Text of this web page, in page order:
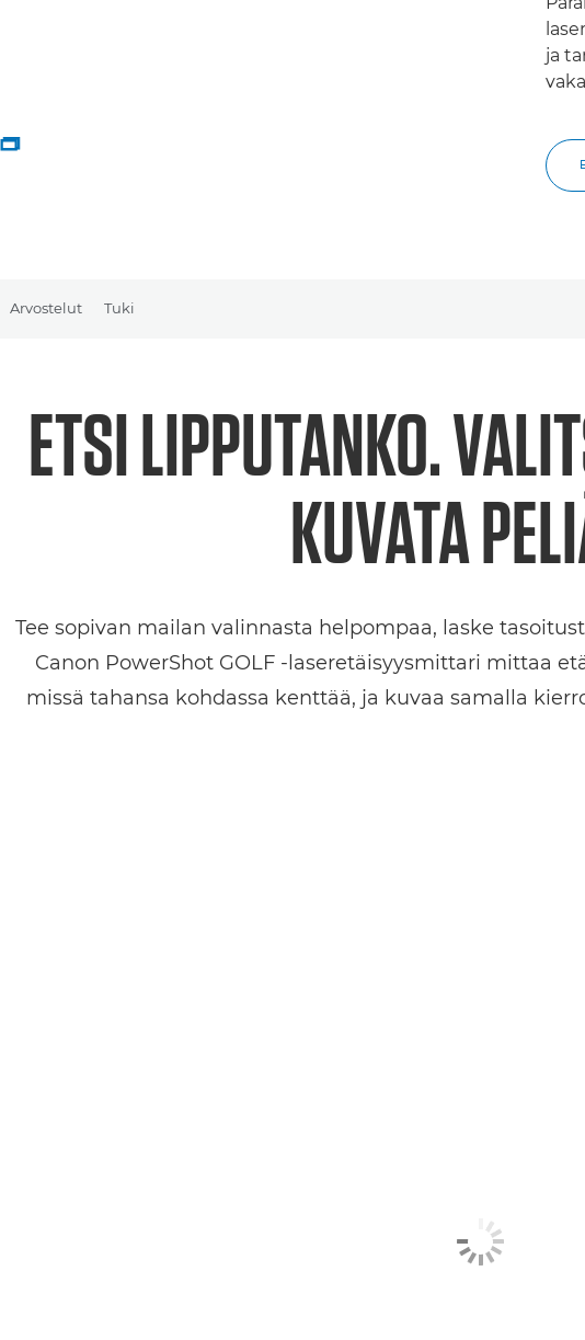

ja
Arvostelut Tuki
ETSI LIPPUTANKO.
KUVATA
Tee sopivan mailan valinnasta helpompaa, laske
Canon PowerShot GOLF -laseretäisyysmittari mittaa
missä tahansa kohdassa kenttää, ja kuvaa samalla